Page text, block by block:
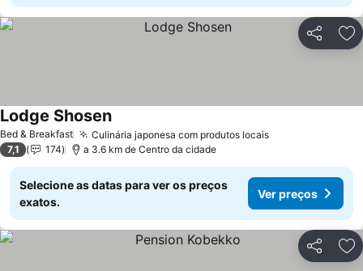
Partilhar
Bed & Breakfast Culinária japonesa com produtos locaisVer preços
Lodge ShosenVer preços
7,1 174 a 3.6 km de Centro da cidade
Selecione as datas para ver os preços
exatos.
Ver preços
Partilhar